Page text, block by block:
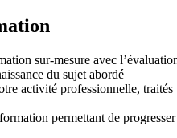
sur-mesure avec
du sujet abordé
activité professionnelle, traités
permettant de progresser